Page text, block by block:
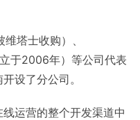
塔士收购）、
于2006年）等公司代表
设了分公司。
运营的整个开发渠道中